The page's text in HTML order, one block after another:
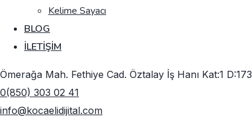
Kelime Sayacı
BLOG
İLETIŞIM
Ömerağa Mah. Fethiye Cad. Öztalay İş Hanı Kat:1 D:173
0(850) 303 02 41
info@kocaelidijital.com